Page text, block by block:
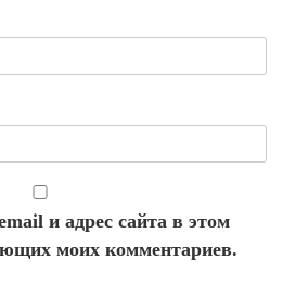
и адрес сайта в этом
моих комментариев.